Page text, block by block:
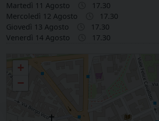
Martedì 11 Agosto
17.30
Mercoledì 12 Agosto
17.30
Giovedì 13 Agosto
17.30
Venerdì 14 Agosto
17.30
Parrocchia S. FEDELE - COMO
+
−